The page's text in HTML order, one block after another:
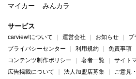
マイカー
みんカラ
サービス
carview!について 運営会社 お知らせ
プ
プライバシーセンター
利用規約
免責事項
コンテンツ制作ポリシー
著者一覧
サイト
広告掲載について
法人加盟店募集
ご意見